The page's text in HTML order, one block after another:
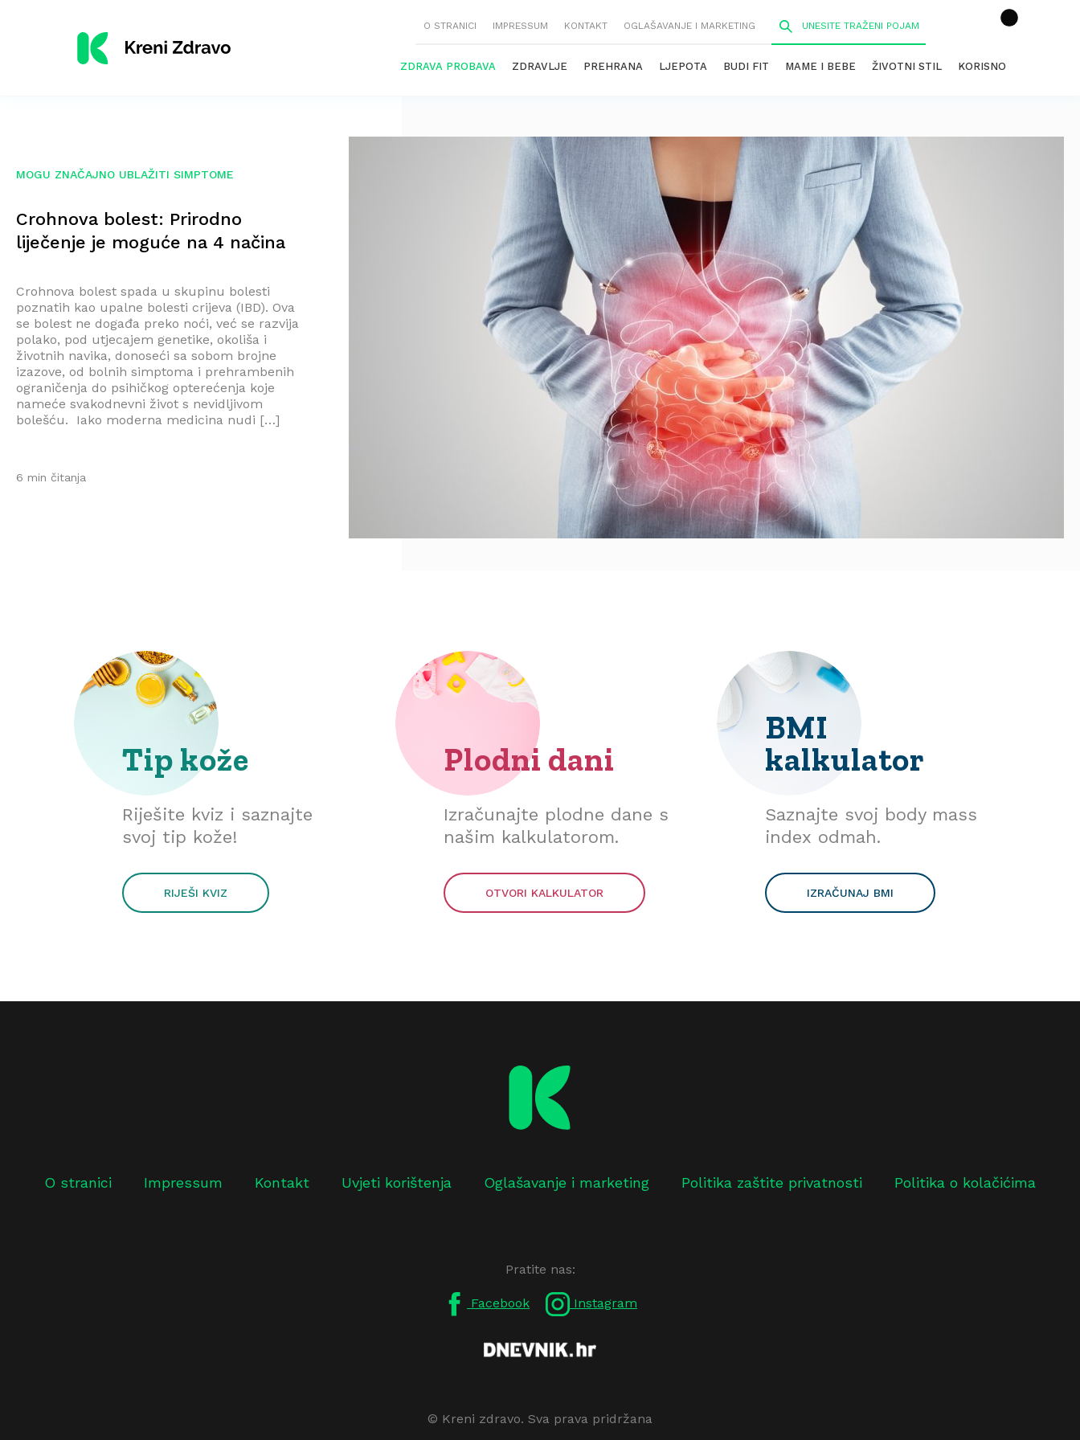
O STRANICI IMPRESSUM KONTAKT OGLAŠAVANJE I MARKETING
ZDRAVA PROBAVA ZDRAVLJE PREHRANA LJEPOTA BUDI FIT MAME I BEBE ŽIVOTNI STIL KORISNO
MOGU ZNAČAJNO UBLAŽITI SIMPTOME
Crohnova bolest: Prirodno
liječenje je moguće na 4 načina
Crohnova bolest spada u skupinu bolesti
poznatih kao upalne bolesti crijeva (IBD). Ova
se bolest ne događa preko noći, već se razvija
polako, pod utjecajem genetike, okoliša i
životnih navika, donoseći sa sobom brojne
izazove, od bolnih simptoma i prehrambenih
ograničenja do psihičkog opterećenja koje
nameće svakodnevni život s nevidljivom
bolešću. Iako moderna medicina nudi […]
6 min čitanja
Tip kože
Riješite kviz i saznajte
svoj tip kože!
RIJEŠI KVIZ
Plodni dani
Izračunajte plodne dane s
našim kalkulatorom.
OTVORI KALKULATOR
BMI
kalkulator
Saznajte svoj body mass
index odmah.
IZRAČUNAJ BMI
O stranici Impressum Kontakt Uvjeti korištenja Oglašavanje i marketing Politika zaštite privatnosti Politika o kolačićima
Pratite nas:
Facebook Instagram
© Kreni zdravo. Sva prava pridržana